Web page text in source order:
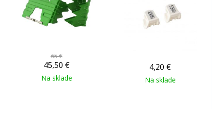
65 €
45,50 €
Na sklade
4,20 €
Na sklade